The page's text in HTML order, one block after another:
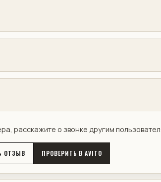
расскажите о звонке другим
ОТЗЫВ ПРОВЕРИТЬ В AVITO